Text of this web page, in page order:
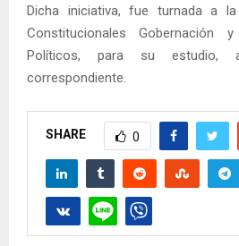
Dicha iniciativa, fue turnada a
Constitucionales Gobernación
Políticos, para su estudio,
correspondiente.
SHARE 0